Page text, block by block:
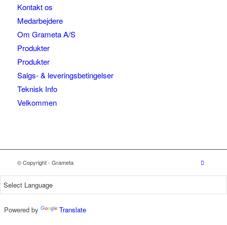
Kontakt os
Medarbejdere
Om Grameta A/S
Produkter
Produkter
Salgs- & leveringsbetingelser
Teknisk Info
Velkommen
© Copyright - Grameta
Powered by Translate